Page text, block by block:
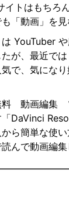
イトはもちろ
「動画」を見
YouTuber
が、最近で
で、気にな
料 動画編集
DaVinci
ら簡単な使
んで動画編集